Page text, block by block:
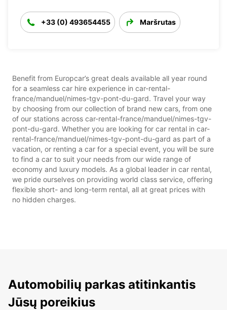
+33 (0) 493654455 Maršrutas
Benefit from Europcar’s great deals available all year round
for a seamless car hire experience in car-rental-
france/manduel/nimes-tgv-pont-du-gard. Travel your way
by choosing from our collection of brand new cars, from one
of our stations across car-rental-france/manduel/nimes-tgv-
pont-du-gard. Whether you are looking for car rental in car-
rental-france/manduel/nimes-tgv-pont-du-gard as part of a
vacation, or renting a car for a special event, you will be sure
to find a car to suit your needs from our wide range of
economy and luxury models. As a global leader in car rental,
we pride ourselves on providing world class service, offering
flexible short- and long-term rental, all at great prices with
no hidden charges.
Automobilių parkas atitinkantis
Jūsų poreikius